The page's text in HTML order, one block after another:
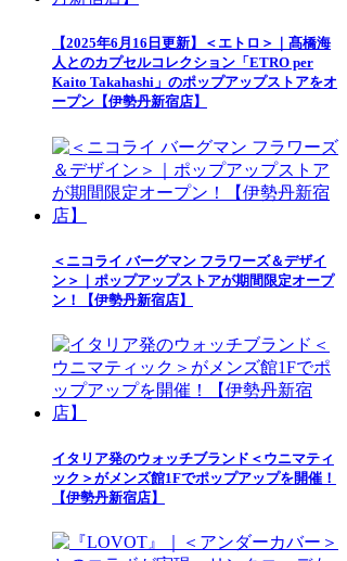
【2025年6月16日更新】＜エトロ＞｜髙橋海
人とのカプセルコレクション「ETRO per
Kaito Takahashi」のポップアップストアをオ
ープン【伊勢丹新宿店】
＜ニコライ バーグマン フラワーズ＆デザイ
ン＞｜ポップアップストアが期間限定オープ
ン！【伊勢丹新宿店】
イタリア発のウォッチブランド＜ウニマティ
ック＞がメンズ館1Fでポップアップを開催！
【伊勢丹新宿店】